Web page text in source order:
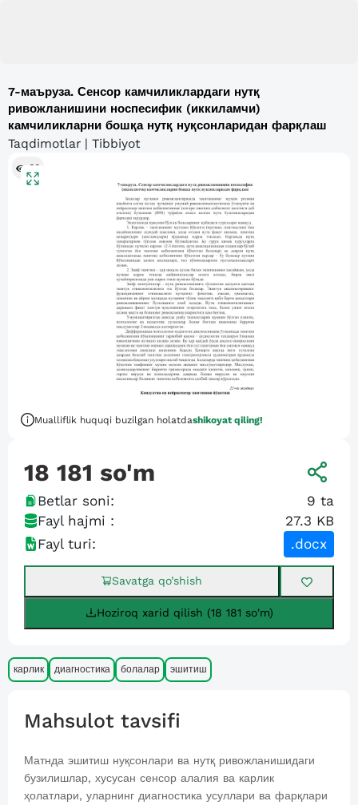
7-маъруза. Сенсор камчиликлардаги нутқ
ривожланишини носпесифик (иккиламчи)
камчиликларни бошқа нутқ нуқсонларидан фарқлаш
Taqdimotlar | Tibbiyot
60
Mualliflik huquqi buzilgan holatdashikoyat qiling!
18 181 so'm
Betlar soni: 9 ta
Fayl hajmi :
27.3 KB
Fayl turi:
.docx
Savatga qo’shish
Hoziroq xarid qilish (18 181 so'm)
карлик диагностика болалар эшитиш
Mahsulot tavsifi
Матнда эшитиш нуқсонлари ва нутқ ривожланишидаги
бузилишлар, хусусан сенсор алалия ва карлик
ҳолатлари, уларнинг диагностика усуллари ва фарқлари